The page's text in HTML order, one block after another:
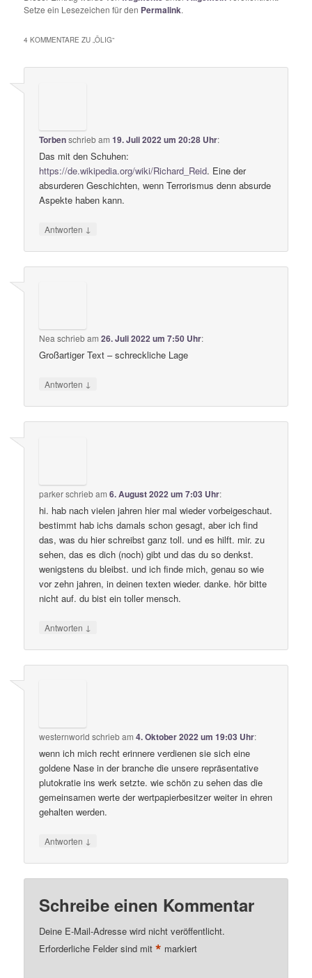
Setze ein Lesezeichen für den Permalink.
4 KOMMENTARE ZU „ÖLIG“
Torbenschriebam19. Juli 2022 um 20:28 Uhr:
Das mit den Schuhen:
https://de.wikipedia.org/wiki/Richard_Reid. Eine der
absurderen Geschichten, wenn Terrorismus denn absurde
Aspekte haben kann.
Antworten ↓
Nea schriebam26. Juli 2022 um 7:50 Uhr:
Großartiger Text – schreckliche Lage
Antworten ↓
parkerschriebam6. August 2022 um 7:03 Uhr:
hi. hab nach vielen jahren hier mal wieder vorbeigeschaut.
bestimmt hab ichs damals schon gesagt, aber ich find
das, was du hier schreibst ganz toll. und es hilft. mir. zu
sehen, das es dich (noch) gibt und das du so denkst.
wenigstens du bleibst. und ich finde mich, genau so wie
vor zehn jahren, in deinen texten wieder. danke. hör bitte
nicht auf. du bist ein toller mensch.
Antworten ↓
westernworld schriebam4. Oktober 2022 um 19:03 Uhr:
wenn ich mich recht erinnere verdienen sie sich eine
goldene Nase in der branche die unsere repräsentative
plutokratie ins werk setzte. wie schön zu sehen das die
gemeinsamen werte der wertpapierbesitzer weiter in ehren
gehalten werden.
Antworten ↓
Schreibe einen Kommentar
Deine E-Mail-Adresse wird nicht veröffentlicht.
Erforderliche Felder sind mit* markiert